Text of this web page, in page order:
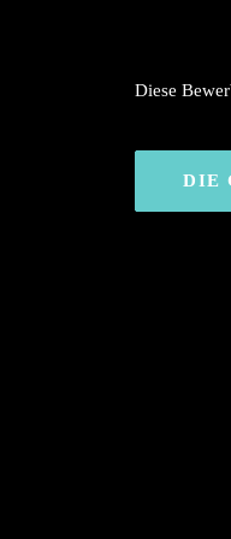
Diese
DIE